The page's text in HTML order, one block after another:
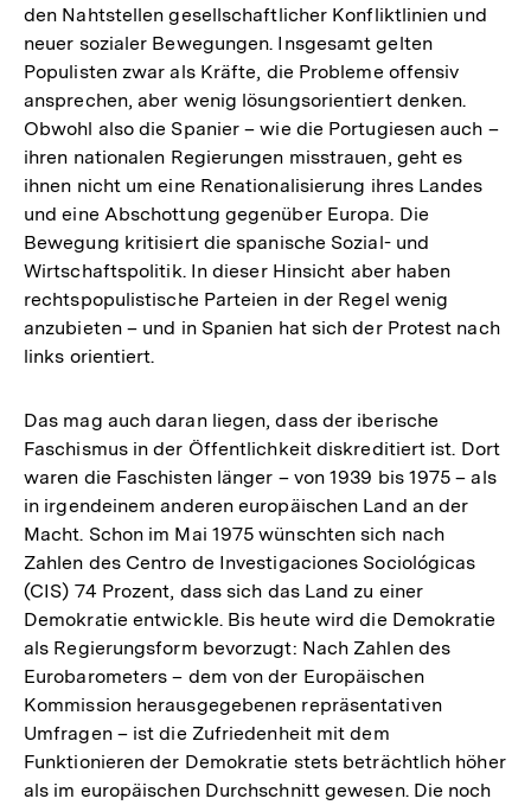
den Nahtstellen gesellschaftlicher Konfliktlinien und
neuer sozialer Bewegungen. Insgesamt gelten
Populisten zwar als Kräfte, die Probleme offensiv
ansprechen, aber wenig lösungsorientiert denken.
Obwohl also die Spanier – wie die Portugiesen auch –
ihren nationalen Regierungen misstrauen, geht es
ihnen nicht um eine Renationalisierung ihres Landes
und eine Abschottung gegenüber Europa. Die
Bewegung kritisiert die spanische Sozial- und
Wirtschaftspolitik. In dieser Hinsicht aber haben
rechtspopulistische Parteien in der Regel wenig
anzubieten – und in Spanien hat sich der Protest nach
links orientiert.
Das mag auch daran liegen, dass der iberische
Faschismus in der Öffentlichkeit diskreditiert ist. Dort
waren die Faschisten länger – von 1939 bis 1975 – als
in irgendeinem anderen europäischen Land an der
Macht. Schon im Mai 1975 wünschten sich nach
Zahlen des Centro de Investigaciones Sociológicas
(CIS) 74 Prozent, dass sich das Land zu einer
Demokratie entwickle. Bis heute wird die Demokratie
als Regierungsform bevorzugt: Nach Zahlen des
Eurobarometers – dem von der Europäischen
Kommission herausgegebenen repräsentativen
Umfragen – ist die Zufriedenheit mit dem
Funktionieren der Demokratie stets beträchtlich höher
als im europäischen Durchschnitt gewesen. Die noch